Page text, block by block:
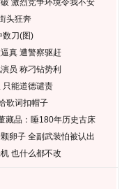
激烈竞争环境令我不安
头狂奔
数刀(图)
真 遭警察驱赶
员 称刁钻势利
只能道德谴责
歌词扣帽子
藏品：睡180年历史古床
卵子 全副武装怕被认出
也什么都不改